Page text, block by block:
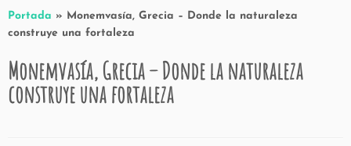
Portada » Monemvasía, Grecia – Donde la naturaleza
construye una fortaleza
Monemvasía, Grecia – Donde la naturaleza
construye una fortaleza